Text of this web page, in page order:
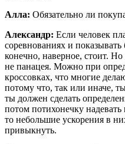
Алла: Обязательно ли
Александр: Если человек
соревнованиях и показывать
конечно, наверное, стоит.
не панацея. Можно при
кроссовках, что многие
потому что, так или иначе,
ты должен сделать
потом потихонечку
то небольшие ускорения в
привыкнуть.